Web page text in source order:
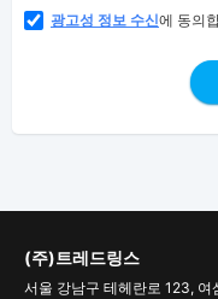
광고성 정보 수신에 동의
(주)트레드링스
서울 강남구 테헤란로 123,